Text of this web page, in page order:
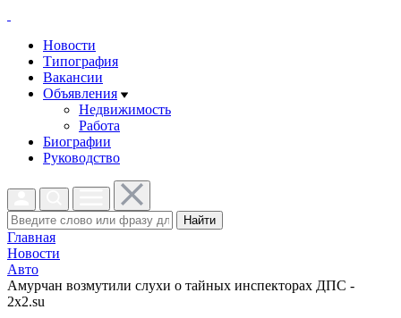
Новости
Типография
Вакансии
Объявления
Недвижимость
Работа
Биографии
Руководство
Найти
Главная
Новости
Авто
Амурчан возмутили слухи о тайных инспекторах ДПС -
2x2.su